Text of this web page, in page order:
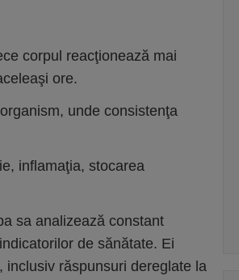
corpul reacţionează mai
ore.
unde consistenţa
inflamaţia, stocarea
sa analizează constant
de sănătate. Ei
inclusiv răspunsuri dereglate la